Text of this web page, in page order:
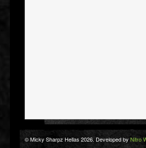
© Micky Sharpz Hellas 2026. Developed byNitro